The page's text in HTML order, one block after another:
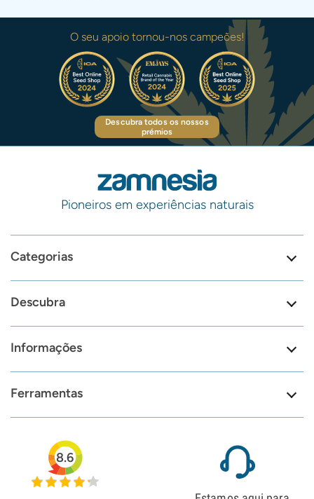
O seu apoio tornou-nos campeões!
Descubra todos os nossos
prémios
Pioneiros em experiências naturais
Categorias
Descubra
Informações
Ferramentas
8.6